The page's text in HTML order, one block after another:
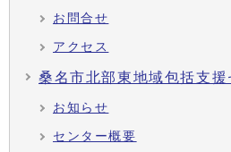
お問合せ
アクセス
桑名市北部東地域包括支援
お知らせ
センター概要